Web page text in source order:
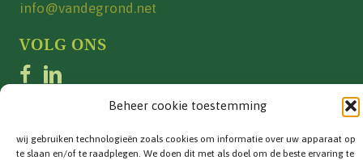
Beheer cookie toestemming
wij gebruiken technologieën zoals cookies om informatie over uw apparaat op
te slaan en/of te raadplegen. We doen dit met als doel om de beste ervaring te
info@vandegrond.net
VOLG ONS
Privacyverklaring| Cookiebeleid